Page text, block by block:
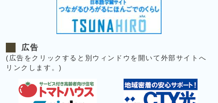
広告
(広告をクリックすると別ウィンドウを開いて外部サイトへ
リンクします。)